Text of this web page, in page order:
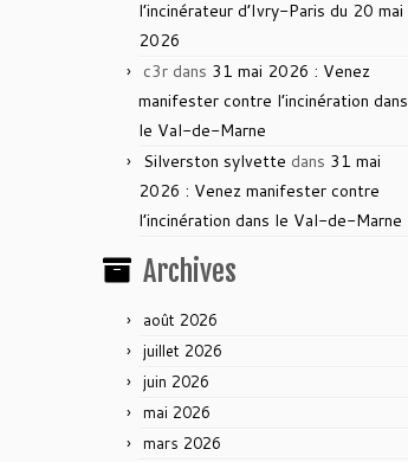
l’incinérateur d’Ivry-Paris du 20 mai
2026
c3r dans 31 mai 2026 : Venez
manifester contre l’incinération dans
le Val-de-Marne
Silverston sylvette dans 31 mai
2026 : Venez manifester contre
l’incinération dans le Val-de-Marne
Archives
août 2026
juillet 2026
juin 2026
mai 2026
mars 2026